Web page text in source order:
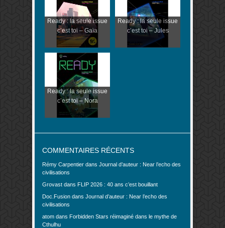
Ready : la seule issue
c’est toi – Gaïa
Ready : la seule issue
c’est toi – Jules
Ready : la seule issue
c’est toi – Nora
COMMENTAIRES RÉCENTS
Rémy Carpentier dans Journal d’auteur : Near l’echo des
civilisations
Grovast dans FLIP 2026 : 40 ans c’est bouillant
Doc.Fusion dans Journal d’auteur : Near l’echo des
civilisations
atom dans Forbidden Stars réimaginé dans le mythe de
Cthulhu